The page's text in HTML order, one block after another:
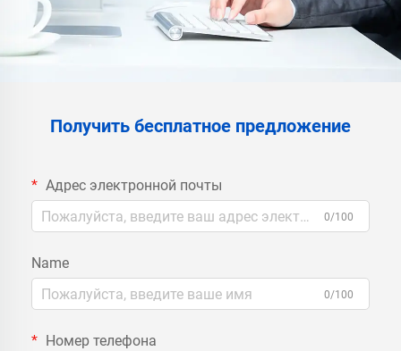
Получить бесплатное предложение
Адрес электронной почты
0/100
Name
0/100
Номер телефона